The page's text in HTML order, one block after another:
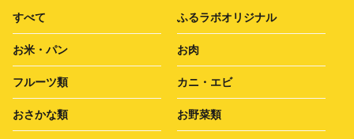
すべて ふるラボオリジナル
お米・パン お肉
フルーツ類 カニ・エビ
おさかな類 お野菜類